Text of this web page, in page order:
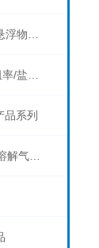
品系列
BOD生化需氧量、微量溶解气体和现场水质测试组件以及其他分析仪